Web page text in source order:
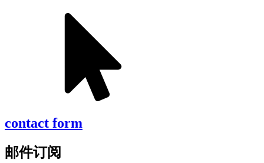
contact form
邮件订阅